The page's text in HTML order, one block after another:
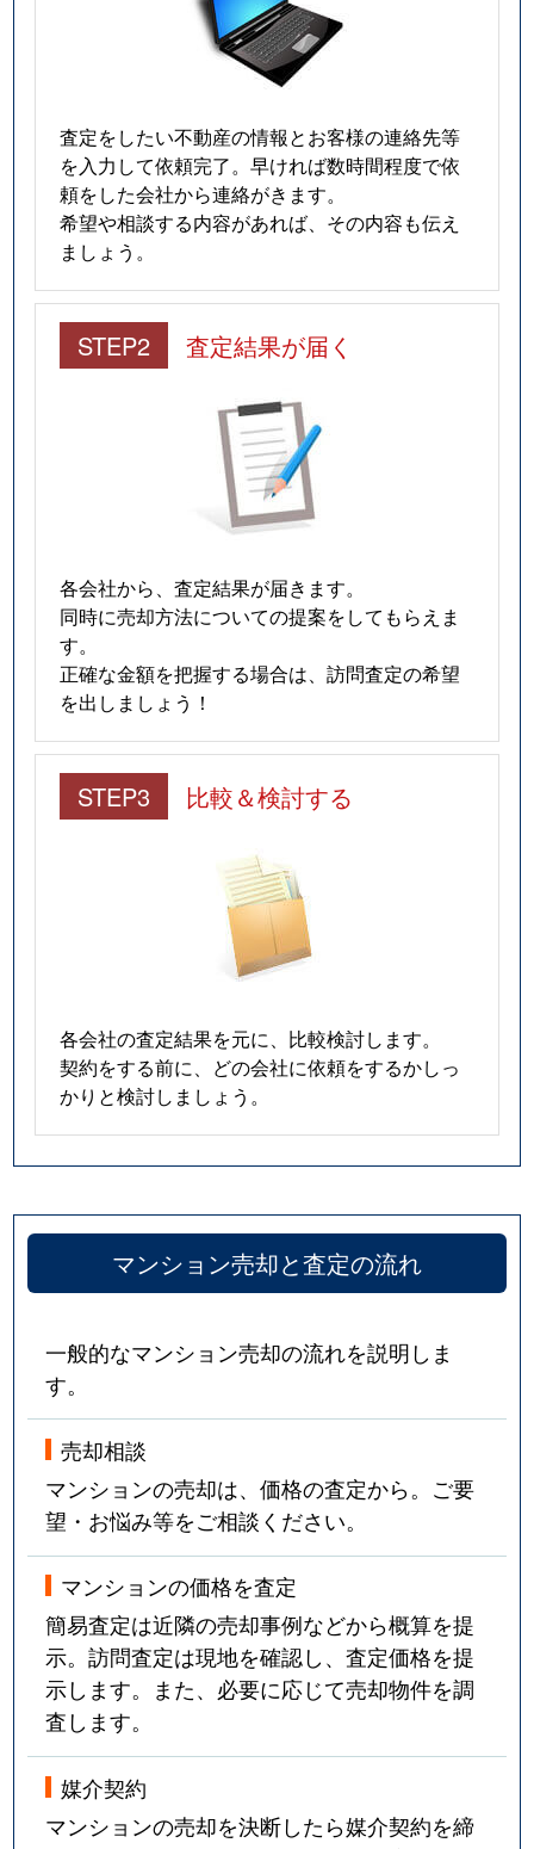
査定をしたい不動産の情報とお客様の連絡先等
を入力して依頼完了。早ければ数時間程度で依
頼をした会社から連絡がきます。
希望や相談する内容があれば、その内容も伝え
ましょう。
STEP2 査定結果が届く
各会社から、査定結果が届きます。
同時に売却方法についての提案をしてもらえま
す。
正確な金額を把握する場合は、訪問査定の希望
を出しましょう！
STEP3 比較＆検討する
各会社の査定結果を元に、比較検討します。
契約をする前に、どの会社に依頼をするかしっ
かりと検討しましょう。
マンション売却と査定の流れ
一般的なマンション売却の流れを説明しま
す。
売却相談
マンションの売却は、価格の査定から。ご要
望・お悩み等をご相談ください。
マンションの価格を査定
簡易査定は近隣の売却事例などから概算を提
示。訪問査定は現地を確認し、査定価格を提
示します。また、必要に応じて売却物件を調
査します。
媒介契約
マンションの売却を決断したら媒介契約を締